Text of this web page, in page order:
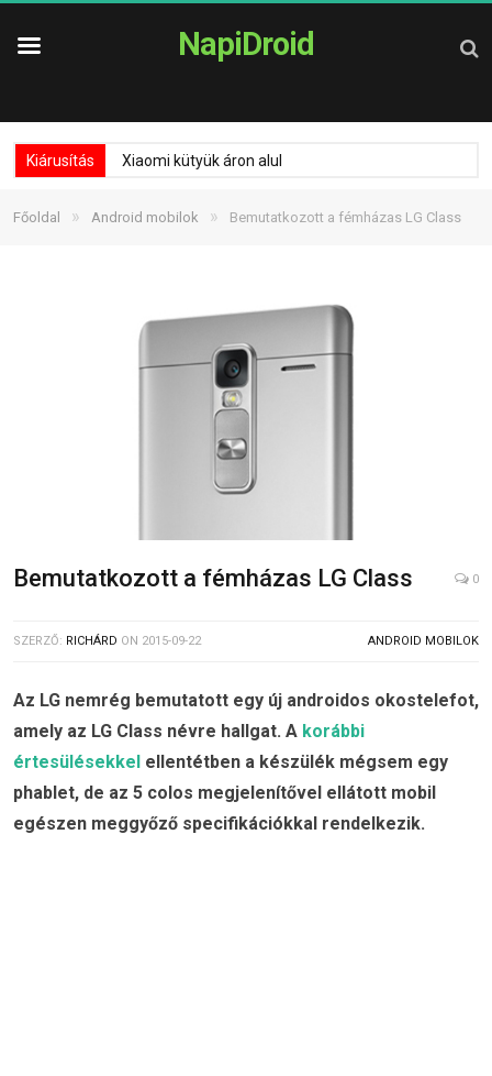
NapiDroid
Kiárusítás Xiaomi kütyük áron alul
Főoldal » Android mobilok » Bemutatkozott a fémházas LG Class
Bemutatkozott a fémházas LG Class 0
SZERZŐ: RICHÁRD ON 2015-09-22 ANDROID MOBILOK
Az LG nemrég bemutatott egy új androidos okostelefot,
amely az LG Class névre hallgat. A korábbi
értesülésekkel ellentétben a készülék mégsem egy
phablet, de az 5 colos megjelenítővel ellátott mobil
egészen meggyőző specifikációkkal rendelkezik.